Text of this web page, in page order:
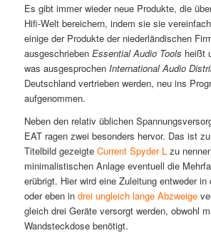
Es gibt immer wieder neue Produkte, die
Hifi-Welt bereichern, indem sie sie
einige der Produkte der niederländischen
ausgeschrieben Essential Audio Tools heißt
was ausgesprochen International Audio
Deutschland vertrieben werden, neu ins
aufgenommen.
Neben den relativ üblichen
EAT ragen zwei besonders hervor. Das ist
Titelbild gezeigte Current Spyder L zu
minimalistischen Anlage eventuell die
erübrigt. Hier wird eine Zuleitung entweder in
oder eben in drei ungleich lange Abzweige
gleich drei Geräte versorgt werden, obwohl
Wandsteckdose benötigt.